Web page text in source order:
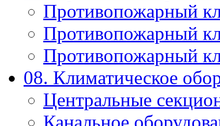
Противопожарный
Противопожарный
Противопожарный
08. Климатическое
Центральные